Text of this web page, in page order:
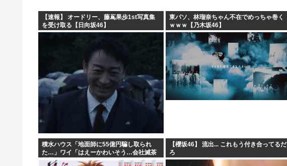
【速報】 オードリー、藤嶌果歩1st写真集
を受け取る【日向坂46】
東パソ、林瑠奈ちゃん不在でめっちゃ巻く
ｗｗｗ【乃木坂46】
積水ハウス「地面師に55億円騙し取られ
た…」ワイ「はえーかわいそう…会社滅茶
苦茶やろなぁ」→
【櫻坂46】 流出... これもう付き合ってるだ
ろ